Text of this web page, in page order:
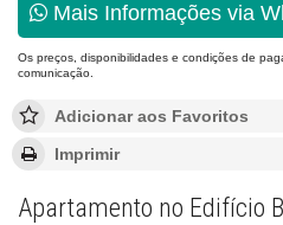
Mais Informações via
Os preços, disponibilidades e condições de
comunicação.
Adicionar aos Favoritos
Imprimir
Apartamento no Edifício